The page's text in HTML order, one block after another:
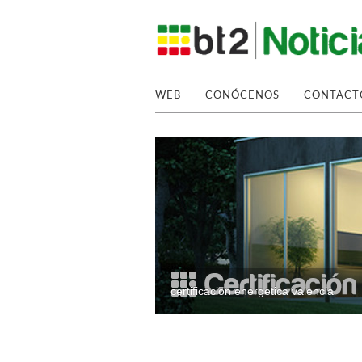
WEB CONÓCENOS
certificacion energetica valencia